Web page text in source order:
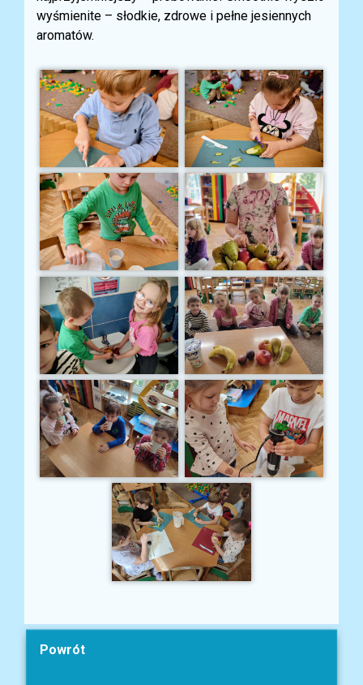
wyśmienite – słodkie, zdrowe i pełne jesiennych
aromatów.
Powrót